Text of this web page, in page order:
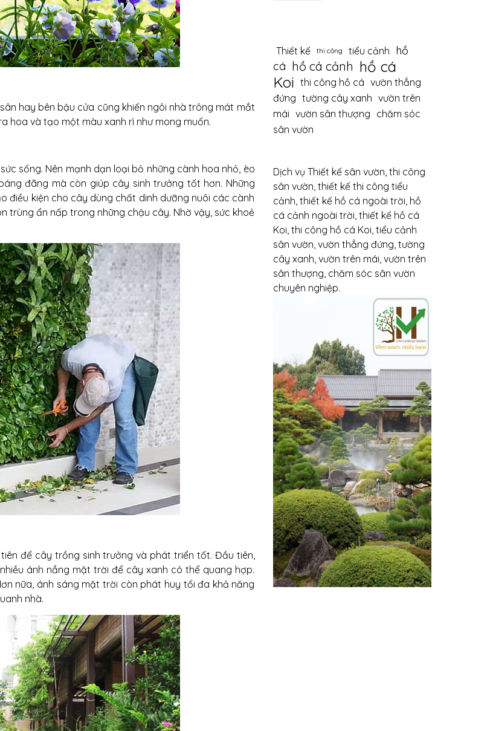
hay bên bậu cửa cũng khiến ngôi nhà trông mát mắt
hoa và tạo một màu xanh rì như mong muốn.
sống. Nên mạnh dạn loại bỏ những cành hoa nhỏ, èo
đãng mà còn giúp cây sinh trưởng tốt hơn. Những
điều kiện cho cây dùng chất dinh dưỡng nuôi các cành
trùng ẩn nấp trong những chậu cây. Nhờ vậy, sức khoẻ
để cây trồng sinh trưởng và phát triển tốt. Đầu tiên,
ánh nắng mặt trời để cây xanh có thể quang hợp.
nữa, ánh sáng mặt trời còn phát huy tối đa khả năng
nhà.
Thiết kế thi công tiểu cảnh hồ
cá hồ cá cảnh hồ cá
Koi thi công hồ cá vườn thẳng
đứng tường cây xanh vườn trên
mái vườn sân thượng chăm sóc
sân vườn
Dịch vụ Thiết kế sân vườn, thi công
sân vườn, thiết kế thi công tiểu
cảnh, thiết kế hồ cá ngoài trời, hồ
cá cảnh ngoài trời, thiết kế hồ cá
Koi, thi công hồ cá Koi, tiểu cảnh
sân vườn, vườn thẳng đứng, tường
cây xanh, vườn trên mái, vườn trên
sân thượng, chăm sóc sân vườn
chuyên nghiệp.